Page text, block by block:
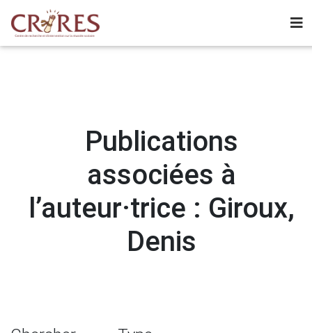
Publications
associées à
l’auteur·trice : Giroux,
Denis